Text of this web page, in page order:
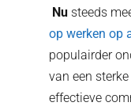
‍ Nu steeds
op werken op
populairder
van een
effectieve